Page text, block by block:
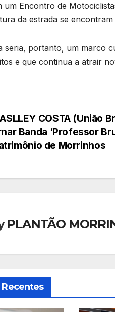
um Encontro de
da estrada se
seria, portanto, um marco
e que continua a atrair
COSTA (União
Banda ‘Professor
de Morrinhos
PLANTÃO